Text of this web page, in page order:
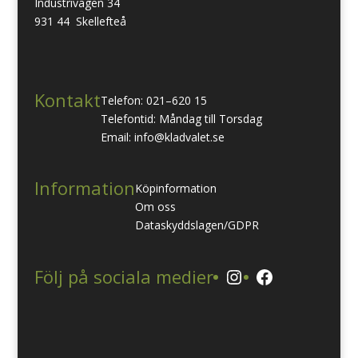
931 44 Skellefteå
KontaktTelefon: 021–620 15
Telefontid: Måndag till Torsdag
Email: info@kladvalet.se
InformationKöpinformation
Om oss
Dataskyddslagen/GDPR
Följ på sociala medier Instagram
Facebook